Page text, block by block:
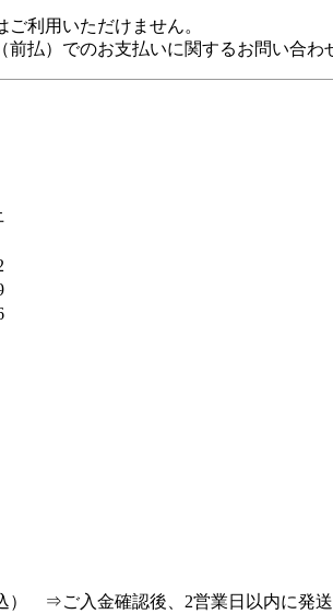
利用いただけません。
払）でのお支払いに関するお問い合わ
） ⇒ご入金確認後、2営業日以内に発送